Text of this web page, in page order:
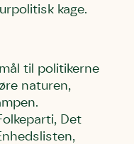
kage.
til politikerne
naturen,
Det